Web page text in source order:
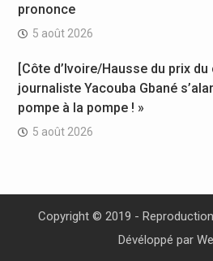
prononce
5 août 2026
[Côte d’Ivoire/Hausse du prix
journaliste Yacouba Gbané
pompe à la pompe ! »
5 août 2026
Copyright © 2019 -
Dévéloppé par